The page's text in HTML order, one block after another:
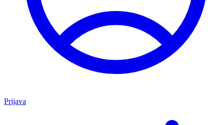
Prijava